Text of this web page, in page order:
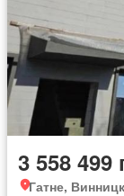
3 558 499
Гатне,